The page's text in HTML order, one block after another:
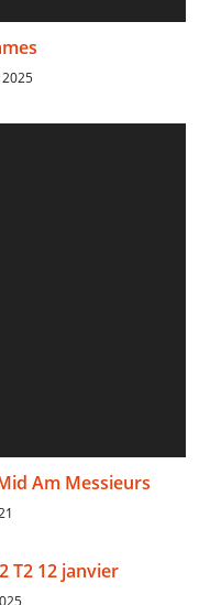
Am Messieurs
T2 12 janvier